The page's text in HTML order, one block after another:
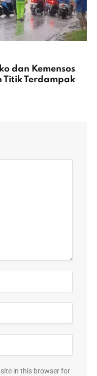
dan Kemensos
Titik Terdampak
in this browser for